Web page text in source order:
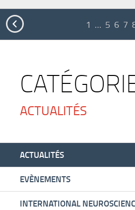
 1 … 5 6 7
ACTUALITÉS
ACTUALITÉS
EVÈNEMENTS
INTERNATIONAL